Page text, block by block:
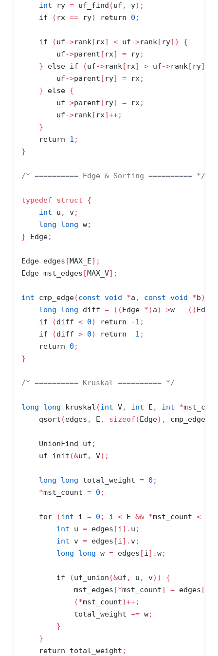
int ry = uf_find (uf , y);
if
( rx == ry) return 0 ;
if (uf->rank[ rx] < uf->rank[ ry])
{
        uf
->parent [ rx] = ry;
}
else if (uf->rank[ rx] > uf->rank[ ry])
        uf
->parent [ ry] = rx;
}
else {
        uf
->parent [ ry] = rx;
        uf
->rank[ rx]++;
}
return
1 ;
}
/* ========== Edge & Sorting ========== */
typedef struct
{
int u , v;
long
long w;
} Edge;
Edge edges [MAX_E];
Edge mst_edges [MAX_V];
int cmp_edge(const void *a , const void *b)
long
long diff = ((Edge *) a)->w - ((
if
(diff < 0) return -1 ;
if
(diff > 0) return 1 ;
return
0 ;
}
/* ========== Kruskal ========== */
long long kruskal (int V, int E , int *
    qsort
(edges , E , sizeof (Edge), cmp_edge
    UnionFind uf
;
    uf_init
(&uf , V);
long long total_weight = 0 ;
*mst_count = 0 ;
for (int i = 0 ; i < E && *mst_count <
int u = edges [i]. u ;
int v = edges [i]. v;
long
long w = edges [i].w;
if (uf_union (&uf , u , v))
{
            mst_edges
[*mst_count] = edges [
(*mst_count)++;
            total_weight
+= w;
}
}
return total_weight ;